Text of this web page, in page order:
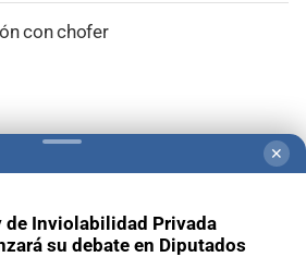
con chofer
✕
de Inviolabilidad Privada
su debate en Diputados